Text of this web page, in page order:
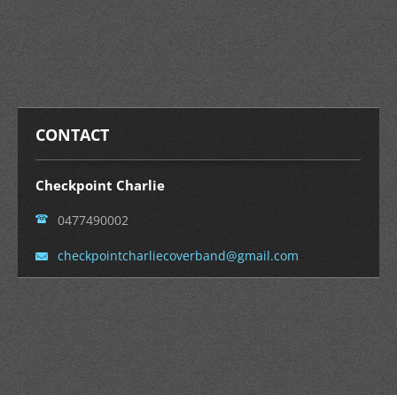
CONTACT
Checkpoint Charlie
0477490002
checkpointcharliecoverband@gmail.com